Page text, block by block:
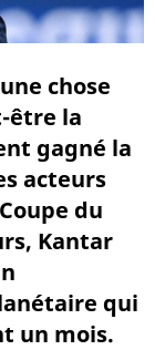
chose
être la
gagné la
acteurs
du
Kantar
qui
un mois.